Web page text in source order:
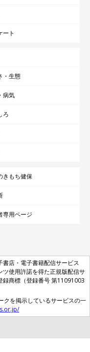
ート
・生態
病気
ろ
きもち健保
専用ページ
書店・電子書籍配信サービス
ツ使用許諾を得た正規版配信サ
録商標（登録番号 第11091003
クを掲示しているサービスの一